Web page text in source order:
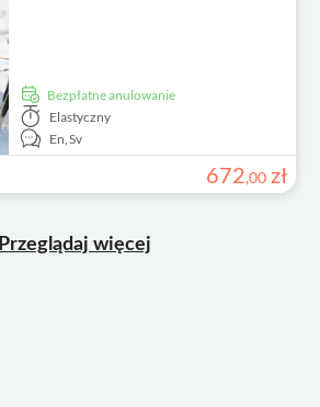
Bezpłatne anulowanie
Elastyczny
En,Sv
672,00 zł
Przeglądaj więcej